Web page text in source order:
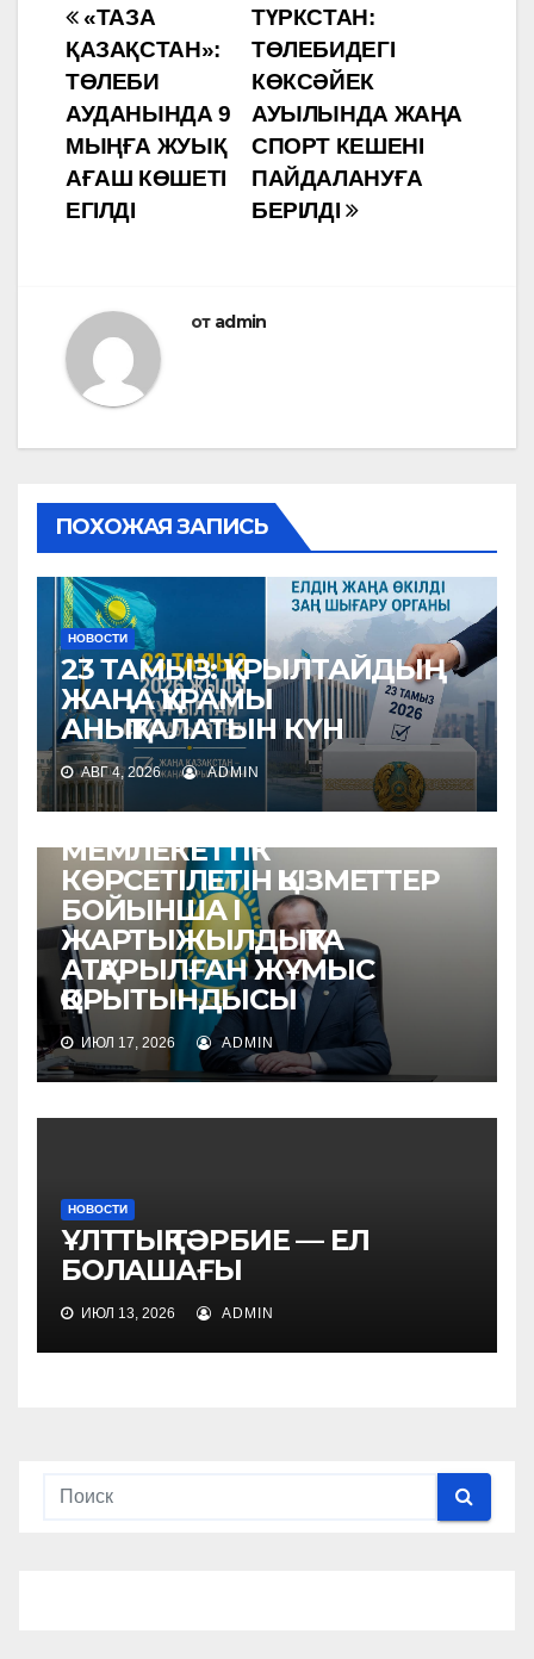
Навигация
по
записям
ТҮРКСТАН:
ТӨЛЕБИДЕГІ
КӨКСӘЙЕК
АУЫЛЫНДА ЖАҢА
СПОРТ КЕШЕНІ
ПАЙДАЛАНУҒА
БЕРІЛДІ
«ТАЗА
ҚАЗАҚСТАН»:
ТӨЛЕБИ
АУДАНЫНДА 9
МЫҢҒА ЖУЫҚ
АҒАШ КӨШЕТІ
ЕГІЛДІ
от admin
ПОХОЖАЯ ЗАПИСЬ
НОВОСТИ
23 ТАМЫЗ: ҚҰРЫЛТАЙДЫҢ
ЖАҢА ҚҰРАМЫ
АНЫҚТАЛАТЫН КҮН
АВГ 4, 2026 ADMIN
МЕМЛЕКЕТТІК
КӨРСЕТІЛЕТІН ҚЫЗМЕТТЕР
БОЙЫНША I
ЖАРТЫЖЫЛДЫҚТА
АТҚАРЫЛҒАН ЖҰМЫС
ҚОРЫТЫНДЫСЫ
ИЮЛ 17, 2026 ADMIN
НОВОСТИ
ҰЛТТЫҚ ТӘРБИЕ — ЕЛ
БОЛАШАҒЫ
ИЮЛ 13, 2026 ADMIN